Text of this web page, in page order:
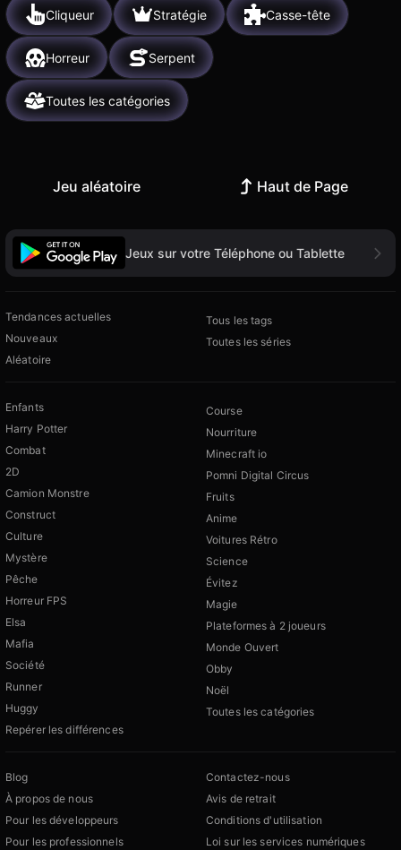
Cliqueur Stratégie Casse-tête
Horreur Serpent
Toutes les catégories
Jeu aléatoire Haut de Page
Jeux sur votre Téléphone ou Tablette
Tendances actuelles
Nouveaux
Aléatoire
Tous les tags
Toutes les séries
Enfants
Harry Potter
Combat
2D
Camion Monstre
Construct
Culture
Mystère
Pêche
Horreur FPS
Elsa
Mafia
Société
Runner
Huggy
Repérer les différences
Course
Nourriture
Minecraft io
Pomni Digital Circus
Fruits
Anime
Voitures Rétro
Science
Évitez
Magie
Plateformes à 2 joueurs
Monde Ouvert
Obby
Noël
Toutes les catégories
Blog
À propos de nous
Pour les développeurs
Pour les professionnels
Contactez-nous
Avis de retrait
Conditions d'utilisation
Loi sur les services numériques